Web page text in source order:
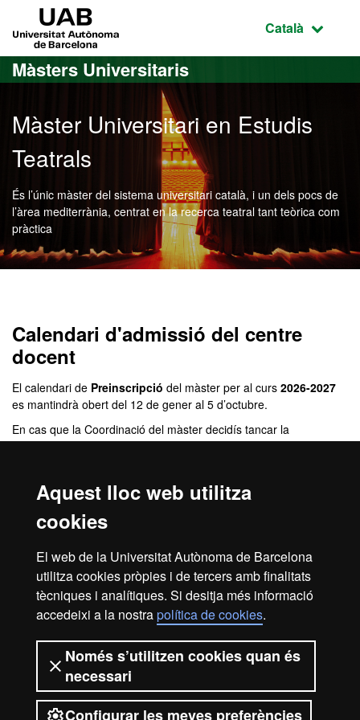
Aquest lloc web utilitza
cookies
El web de la Universitat Autònoma de Barcelona
utilitza cookies pròpies i de tercers amb finalitats
tècniques i analítiques. Si desitja més informació
accedeixi a la nostrapolítica de cookies.
Només s’utilitzen cookies quan és
necessari
Configurar les meves preferències
Ves al contingut principal
Ves a la navegació de la pàgina
Idioma
Català
Màsters Universitaris
Màster Universitari en Estudis
Teatrals
És l’únic màster del sistema universitari català, i un dels pocs de
l’àrea mediterrània, centrat en la recerca teatral tant teòrica com
pràctica
Calendari d'admissió del centre
docent
El calendari de Preinscripció del màster per al curs 2026-2027
es mantindrà obert del 12 de gener al 5 d’octubre.
En cas que la Coordinació del màster decidís tancar la
preinscripció per haver ocupat totes les places s’informarà al
El calendari deResolucionsd’aquest màster seguirà el següent
calendari:
Durant la segona quinzena de cada mes es farà pública la
anterior, excepte a l'agost que no es farà cap resolució i les
sol·licituds de juliol es resoldran al setembre.
Avís legal Protecció de dades
Sobre el web
Accessibilitat web